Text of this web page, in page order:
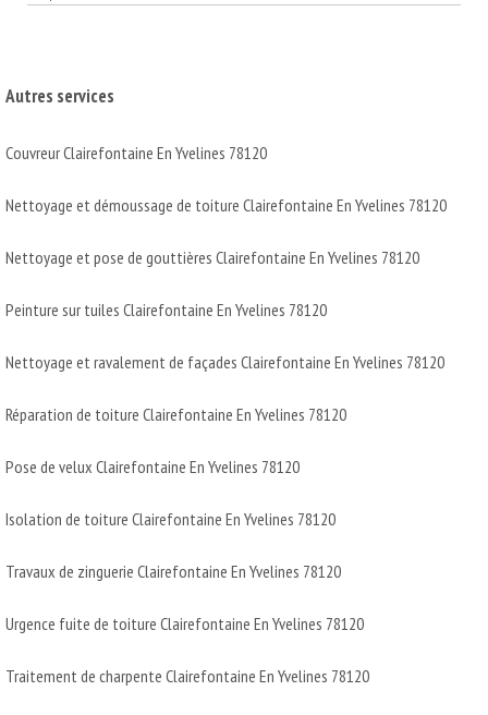
Autres services
Couvreur Clairefontaine En Yvelines 78120
Nettoyage et démoussage de toiture Clairefontaine En Yvelines 78120
Nettoyage et pose de gouttières Clairefontaine En Yvelines 78120
Peinture sur tuiles Clairefontaine En Yvelines 78120
Nettoyage et ravalement de façades Clairefontaine En Yvelines 78120
Réparation de toiture Clairefontaine En Yvelines 78120
Pose de velux Clairefontaine En Yvelines 78120
Isolation de toiture Clairefontaine En Yvelines 78120
Travaux de zinguerie Clairefontaine En Yvelines 78120
Urgence fuite de toiture Clairefontaine En Yvelines 78120
Traitement de charpente Clairefontaine En Yvelines 78120